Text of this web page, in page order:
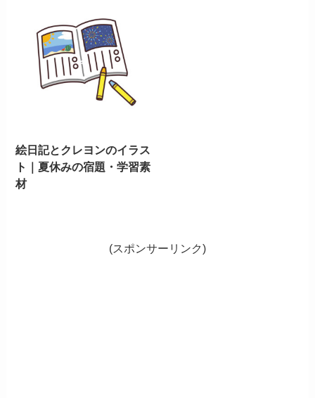
絵日記とクレヨンのイラス
ト｜夏休みの宿題・学習素
材
(スポンサーリンク)